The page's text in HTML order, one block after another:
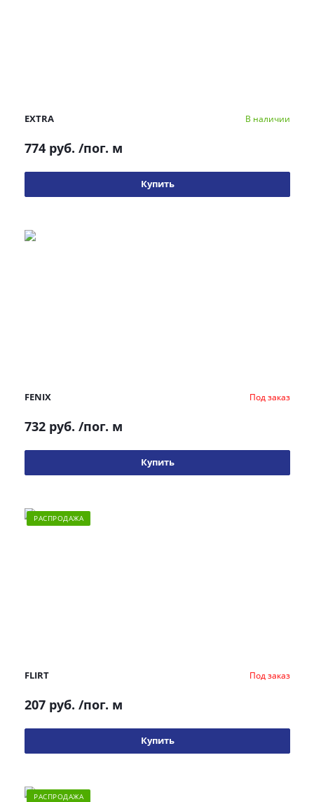
EXTRA В наличии
774 руб. /пог. м
Купить
FENIX Под заказ
732 руб. /пог. м
Купить
РАСПРОДАЖА
FLIRT Под заказ
207 руб. /пог. м
Купить
РАСПРОДАЖА